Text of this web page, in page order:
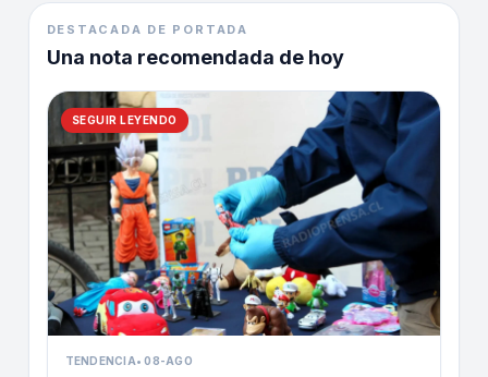
DESTACADA DE PORTADA
Una nota recomendada de hoy
SEGUIR LEYENDO
TENDENCIA•08-AGO